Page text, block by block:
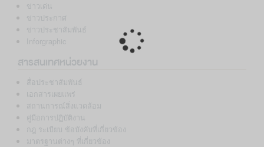
ข่าวเด่น
ข่าวประกาศ
ข่าวประชาสัมพันธ์
Inforgraphic
สารสนเทศหน่วยงาน
สื่อประชาสัมพันธ์
เอกสารเผยแพร่
สถานการณ์สิ่งแวดล้อม
คู่มือการปฏิบัติงาน
กฎ ระเบียบ ข้อบังคับที่เกี่ยวข้อง
มาตรฐานต่างๆ ที่เกี่ยวข้อง